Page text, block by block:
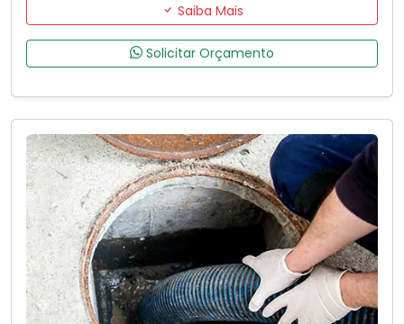
Saiba Mais
Solicitar Orçamento